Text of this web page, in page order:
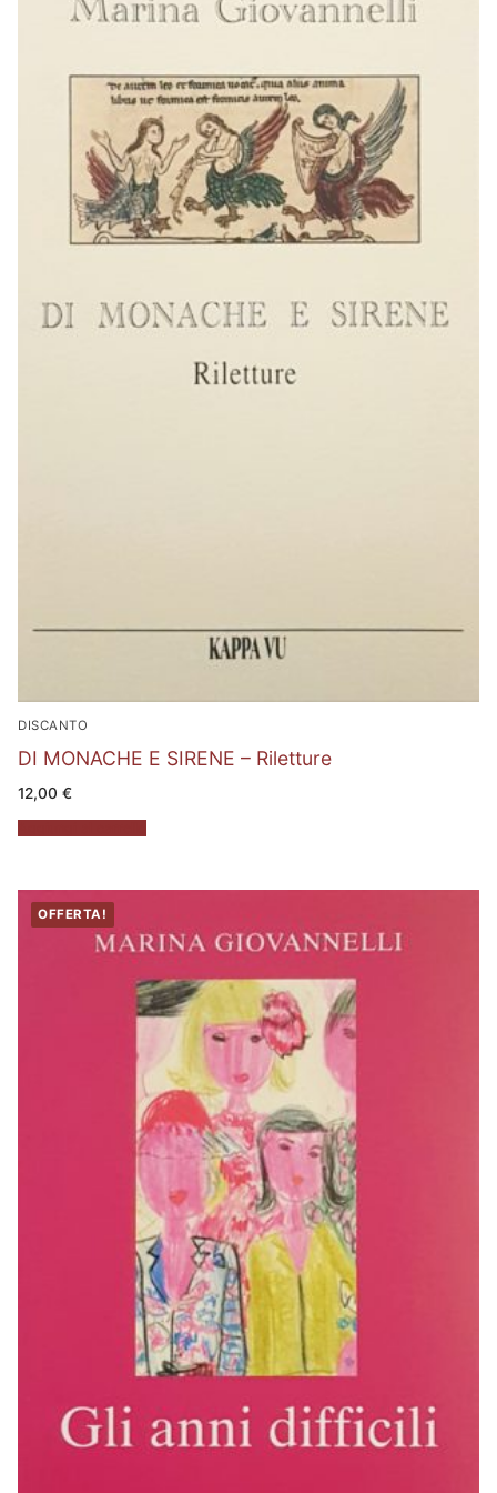
DISCANTO
DI MONACHE E SIRENE – Riletture
12,00 €
OFFERTA!